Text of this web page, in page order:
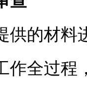
的材料
作全过程